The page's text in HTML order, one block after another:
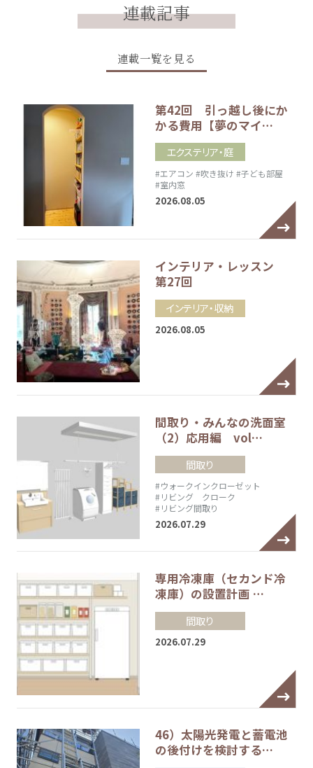
連載記事
連載一覧を見る
第42回 引っ越し後にか
かる費用【夢のマイ…
エクステリア・庭
#エアコン #吹き抜け #子ども部屋
#室内窓
2026.08.05
インテリア・レッスン
第27回
インテリア・収納
2026.08.05
間取り・みんなの洗面室
（2）応用編 vol…
間取り
#ウォークインクローゼット
#リビング クローク
#リビング間取り
2026.07.29
専用冷凍庫（セカンド冷
凍庫）の設置計画 …
間取り
2026.07.29
46）太陽光発電と蓄電池
の後付けを検討する…